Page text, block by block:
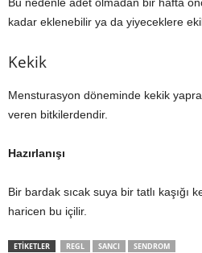
Bu nedenle adet olmadan bir hafta
kadar eklenebilir ya da yiyeceklere
Kekik
Mensturasyon döneminde kekik
veren bitkilerdendir.
Hazırlanışı
Bir bardak sıcak suya bir tatlı kaşığı
haricen bu içilir.
ETIKETLER REGL SANCI SENDROM